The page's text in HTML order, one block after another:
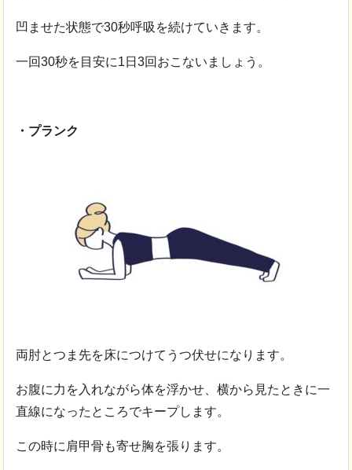
凹ませた状態で30秒呼吸を続けていきます。
一回30秒を目安に1日3回おこないましょう。
・プランク
両肘とつま先を床につけてうつ伏せになります。
お腹に力を入れながら体を浮かせ、横から見たときに一
直線になったところでキープします。
この時に肩甲骨も寄せ胸を張ります。